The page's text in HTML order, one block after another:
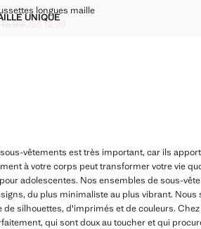
UNIQUE
CHAUSSETTES LONGUES MAILLE
longues maille
LONGUES MAILLE
initial barré [US$ 15,99 ]
actuel [US$ 12,99 ]
US$ 12,99
vêtements est très important, car ils
à votre corps peut transformer votre vie
adolescentes. Nos ensembles de sous-
du plus minimaliste au plus vibrant.
de silhouettes, d'imprimés et de couleurs.
qui sont doux au toucher et qui